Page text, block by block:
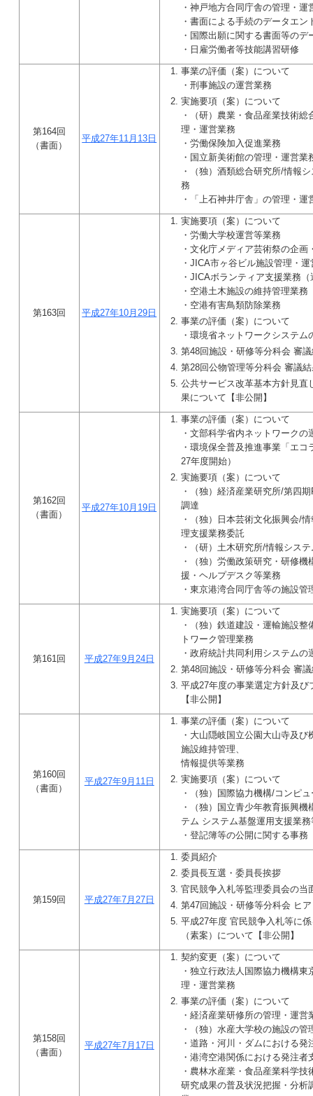
・神戸地方合同庁舎の管理・運
・書面による手続のデータエン
・国際出願に関する書面等の
・日雇労働者等技能講習研修
第164回
（書面）
平成27年11月13日
事業の評価（案）について
・刑事施設の運営業務
実施要項（案）について
・（研）農業・食品産業技術
理・運営業務
・労働保険加入促進業務
・国立新美術館の管理・運営業
・（独）酒類総合研究所/情報
務
・「上石神井庁舎」の管理・運
第163回 平成27年10月29日
実施要項（案）について
・労働大学校運営等業務
・文化庁メディア芸術祭の企画
・JICA市ヶ谷ビル施設管理・運
・JICAボランティア支援業務
・空港土木施設の維持管理業務
・空港有害鳥類防除業務
事業の評価（案）について
・環境省ネットワークシステム
第48回施設・研修等分科会 審
第28回公物管理等分科会 審議
公共サービス改革基本方針見直
果について【非公開】
第162回
（書面）
平成27年10月19日
事業の評価（案）について
・文部科学省内ネットワークの
・環境保全普及推進事業「エ
27年度開始）
実施要項（案）について
・（独）経済産業研究所/第四
調達
・（独）日本芸術文化振興会/
理支援業務委託
・（研）土木研究所/情報シス
・（独）労働政策研究・研修
援・ヘルプデスク等業務
・東京港湾合同庁舎等の施設管
第161回 平成27年9月24日
実施要項（案）について
・（独）鉄道建設・運輸施設
トワーク管理業務
・政府統計共同利用システムの
第48回施設・研修等分科会 審
平成27年度の事業選定方針及び
【非公開】
第160回
（書面）
平成27年9月11日
事業の評価（案）について
・大山隠岐国立公園大山寺及
施設維持管理、
情報提供等業務
実施要項（案）について
・（独）国際協力機構/コンピ
・（独）国立青少年教育振興
テム システム基盤運用支援業務
・登記簿等の公開に関する事務
第159回 平成27年7月27日
委員紹介
委員長互選・委員長挨拶
官民競争入札等監理委員会の当
第47回施設・研修等分科会 ヒ
平成27年度 官民競争入札等に
（素案）について【非公開】
第158回
（書面）
平成27年7月17日
契約変更（案）について
・独立行政法人国際協力機構
理・運営業務
事業の評価（案）について
・経済産業研修所の管理・運営
・（独）水産大学校の施設の管
・道路・河川・ダムにおける発
・港湾空港関係における発注者
・農林水産業・食品産業科学
研究成果の普及状況把握・分析